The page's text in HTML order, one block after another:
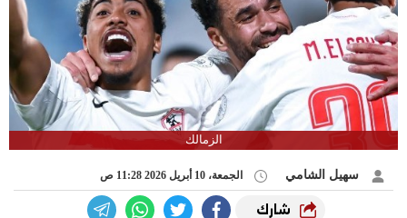
الزمالك
سهيل الشامي الجمعة، 10 أبريل 2026 11:28 ص
شارك